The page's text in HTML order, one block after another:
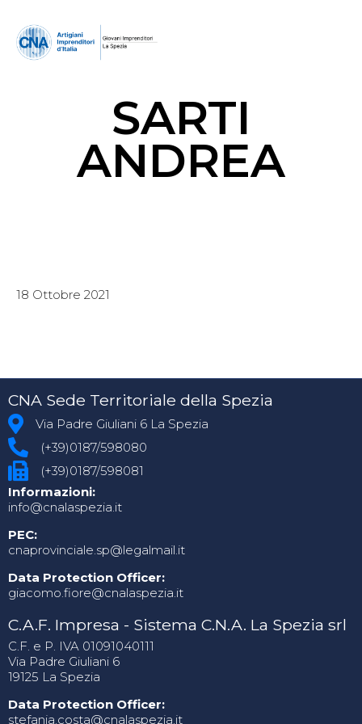
SARTI
ANDREA
18 Ottobre 2021
CNA Sede Territoriale della Spezia
Via Padre Giuliani 6 La Spezia
(+39)0187/598080
(+39)0187/598081
Informazioni:
info@cnalaspezia.it
PEC:
cnaprovinciale.sp@legalmail.it
Data Protection Officer:
giacomo.fiore@cnalaspezia.it
C.A.F. Impresa - Sistema C.N.A. La Spezia srl
C.F. e P. IVA 01091040111
Via Padre Giuliani 6
19125 La Spezia
Data Protection Officer:
stefania.costa@cnalaspezia.it